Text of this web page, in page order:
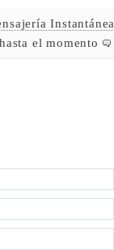
Instantánea
el momento